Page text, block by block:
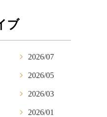
ブ
2026/07
2026/05
2026/03
2026/01